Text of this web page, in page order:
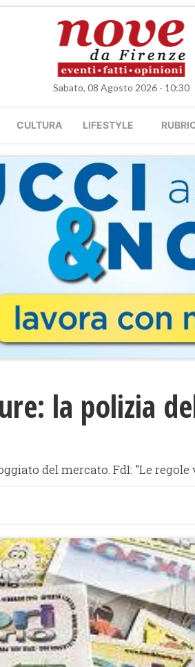
Sabato, 08 Agosto 2026 - 10:30
CULTURA LIFESTYLE
la polizia
del mercato. FdI: "Le